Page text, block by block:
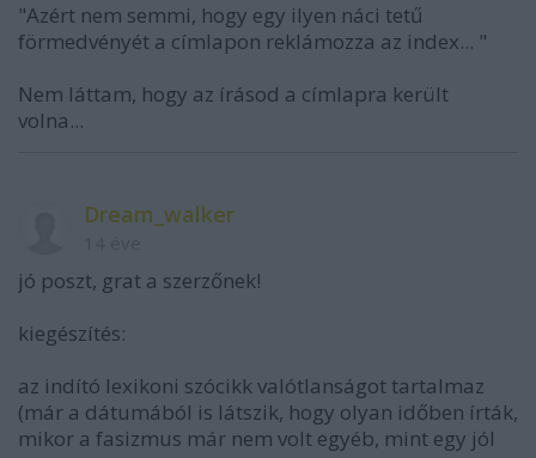
"Azért nem semmi, hogy egy ilyen náci tetű
förmedvényét a címlapon reklámozza az index... "
Nem láttam, hogy az írásod a címlapra került
volna...
Dream_walker
jó poszt, grat a szerzőnek!
kiegészítés:
az indító lexikoni szócikk valótlanságot tartalmaz
(már a dátumából is látszik, hogy olyan időben írták,
mikor a fasizmus már nem volt egyéb, mint egy jól